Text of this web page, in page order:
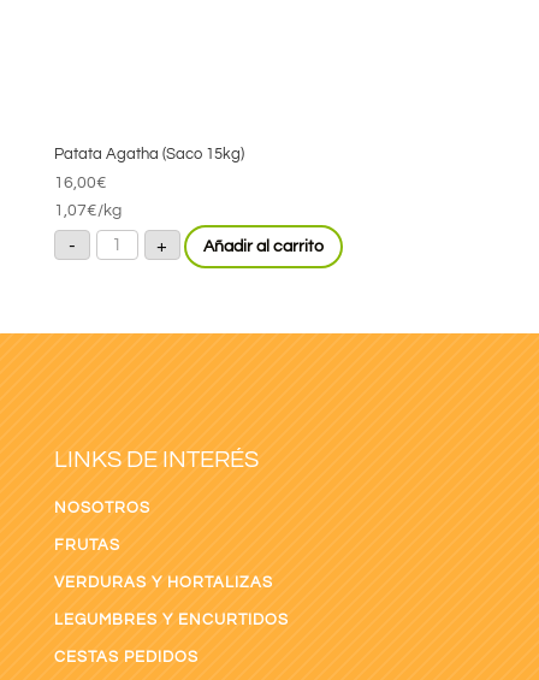
Patata Agatha (Saco 15kg)
16,00€
1,07€/kg
-
Patata
Agatha
+ Añadir al carrito
LINKS DE INTERÉS
NOSOTROS
FRUTAS
VERDURAS Y HORTALIZAS
LEGUMBRES Y ENCURTIDOS
CESTAS PEDIDOS